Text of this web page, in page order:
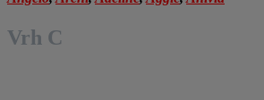
Vrh C